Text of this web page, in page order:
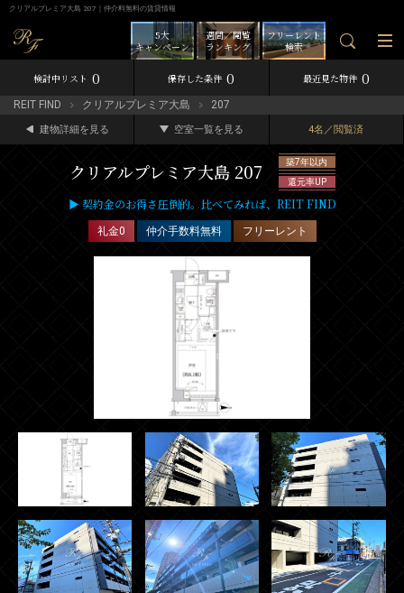
クリアルプレミア大島 207｜仲介料無料の賃貸情報
フリーレント
検索
週間／閲覧
ランキング
5大
キャンペーン
検討中リスト 0 保存した条件 0 最近見た物件 0
REIT FIND クリアルプレミア大島 207
建物詳細を見る 空室一覧を見る 4名／閲覧済
クリアルプレミア大島 207
築7年以内
還元率UP
▶ 契約金のお得さ圧倒的。比べてみれば、REIT FIND
礼金0 仲介手数料無料 フリーレント